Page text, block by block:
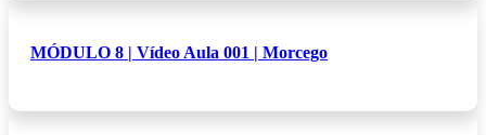
MÓDULO 8 | Vídeo Aula 001 | Morcego